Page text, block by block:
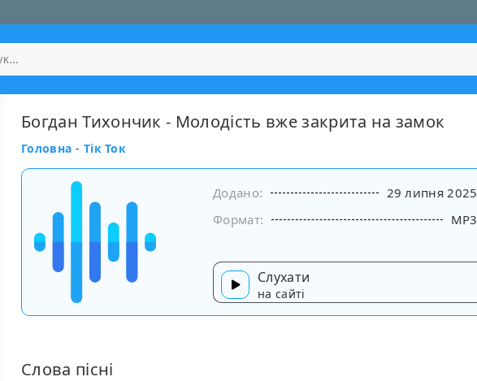
Богдан Тихончик - Молодість вже закрита на замок
Головна - Тік Ток
Додано: 29 липня 2025
Формат:
MP3
Слухати
на сайті
Слова пісні